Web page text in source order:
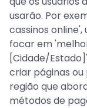
usarão. Por
cassinos
focar em
[Cidade/
criar páginas
região que
métodos de